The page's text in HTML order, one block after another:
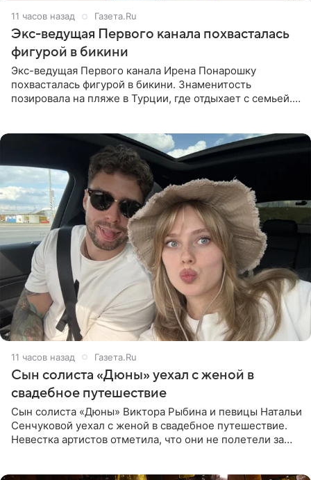
11 часов назад Газета.Ru
Экс-ведущая Первого канала похвасталась
фигурой в бикини
Экс-ведущая Первого канала Ирена Понарошку
похвасталась фигурой в бикини. Знаменитость
позировала на пляже в Турции, где отдыхает с семьей.
11 часов назад Газета.Ru
Сын солиста «Дюны» уехал с женой в
свадебное путешествие
Сын солиста «Дюны» Виктора Рыбина и певицы Натальи
Сенчуковой уехал с женой в свадебное путешествие.
Невестка артистов отметила, что они не полетели за